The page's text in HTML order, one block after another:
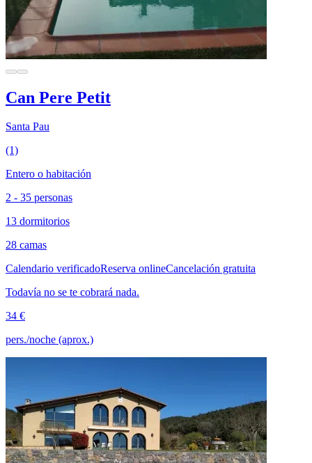
Can Pere Petit
Santa Pau
(1)
Entero o habitación
2 - 35 personas
13 dormitorios
28 camas
Calendario verificadoReserva onlineCancelación gratuita
Todavía no se te cobrará nada.
34 €
pers./noche (aprox.)